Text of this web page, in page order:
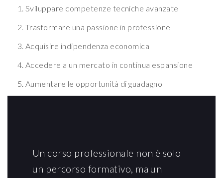
Sviluppare competenze tecniche avanzate
Trasformare una passione in professione
Acquisire indipendenza economica
Accedere a un mercato in continua espansione
Aumentare le opportunità di guadagno
Un corso professionale non è solo
un percorso formativo, ma un